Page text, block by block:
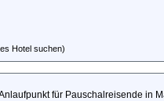
Hotel suchen)
für Pauschalreisende in